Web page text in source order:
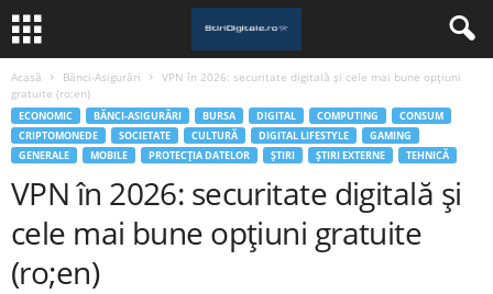
Acasă Bănci-Asigurări
VPN în 2026: securitate digitală și cele mai bune opțiuni
gratuite (ro;en)
ECONOMIC BĂNCI-ASIGURĂRI BURSA DIGITAL COMPUTING
CONSUM
CRIPTOMONEDE
SOCIETATE CULTURĂ DIGITAL LIFESTYLE
GAMING
GENERALE
MOBILE PROTECȚIA DATELOR ȘTIRI ȘTIRI EXTERNE TEHNICĂ
VPN în 2026: securitate digitală și
cele mai bune opțiuni gratuite
(ro;en)